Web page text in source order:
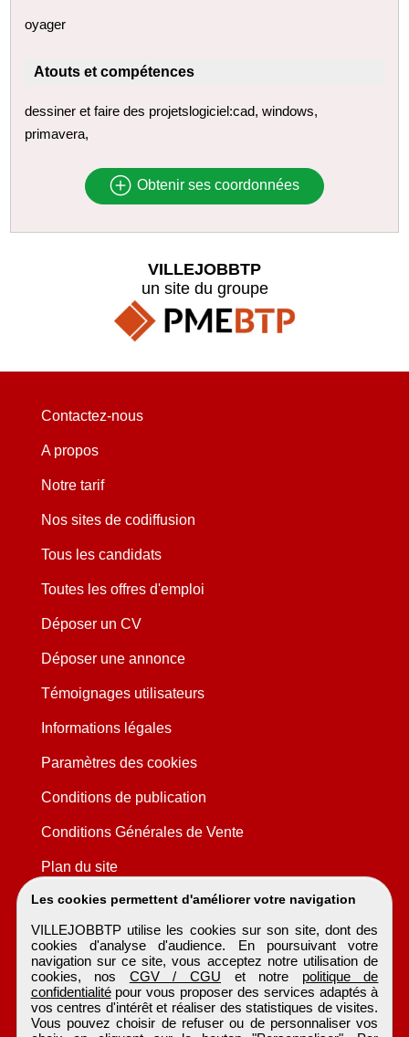
oyager
Atouts et compétences
dessiner et faire des projetslogiciel:cad, windows,
primavera,
Obtenir ses coordonnées
Les cookies permettent d'améliorer votre navigation
VILLEJOBBTP utilise les cookies sur son site, dont des
cookies d'analyse d'audience. En poursuivant votre
navigation sur ce site, vous acceptez notre utilisation de
cookies, nos CGV / CGU et notre politique de
confidentialitépour vous proposer des services adaptés à
vos centres d'intérêt et réaliser des statistiques de visites.
Vous pouvez choisir de refuser ou de personnaliser vos
VILLEJOBBTP
un site du groupe
Contactez-nous
A propos
Notre tarif
Nos sites de codiffusion
Tous les candidats
Toutes les offres d'emploi
Déposer un CV
Déposer une annonce
Témoignages utilisateurs
Informations légales
Paramètres des cookies
Conditions de publication
Conditions Générales de Vente
Plan du site